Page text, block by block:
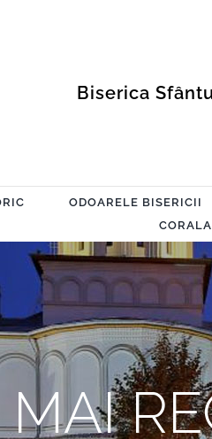
Biserica
ODOARELE BISERICII